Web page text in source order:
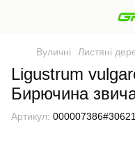
Вуличні Листяні
Ligustrum
Бирючина
Артикул: